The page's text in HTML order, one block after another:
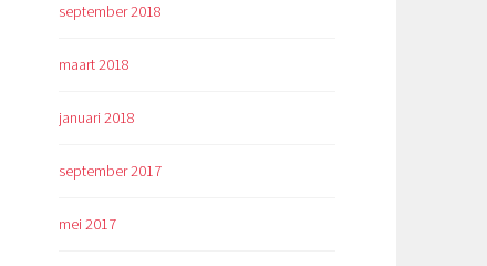
september 2018
maart 2018
januari 2018
september 2017
mei 2017